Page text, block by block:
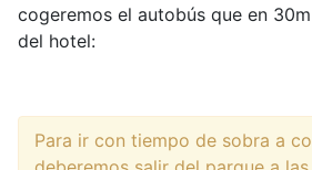
cogeremos el autobús que en
del hotel:
Para ir con tiempo de sobra a